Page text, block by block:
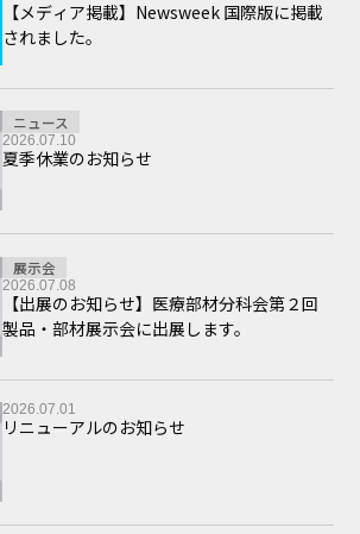
【メディア掲載】Newsweek 国際版に掲載
されました。
ニュース
2026.07.10
夏季休業のお知らせ
展示会
2026.07.08
【出展のお知らせ】医療部材分科会第２回
製品・部材展示会に出展します。
2026.07.01
リニューアルのお知らせ